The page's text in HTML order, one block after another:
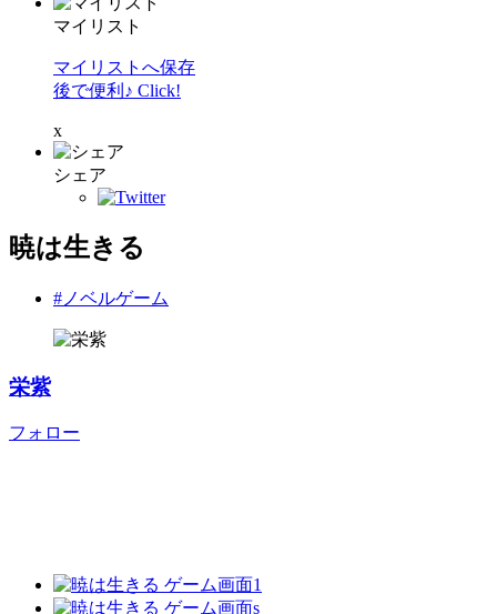
マイリスト
マイリストへ保存
後で便利♪ Click!
x
シェア
暁は生きる
#ノベルゲーム
栄紫
フォロー